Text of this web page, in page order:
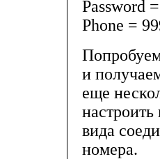
Password
Phone =
и
еще
вида
номера.